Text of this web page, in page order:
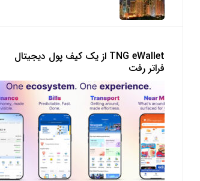
TNG eWallet از یک کیف پول دیجیتال
فراتر رفت